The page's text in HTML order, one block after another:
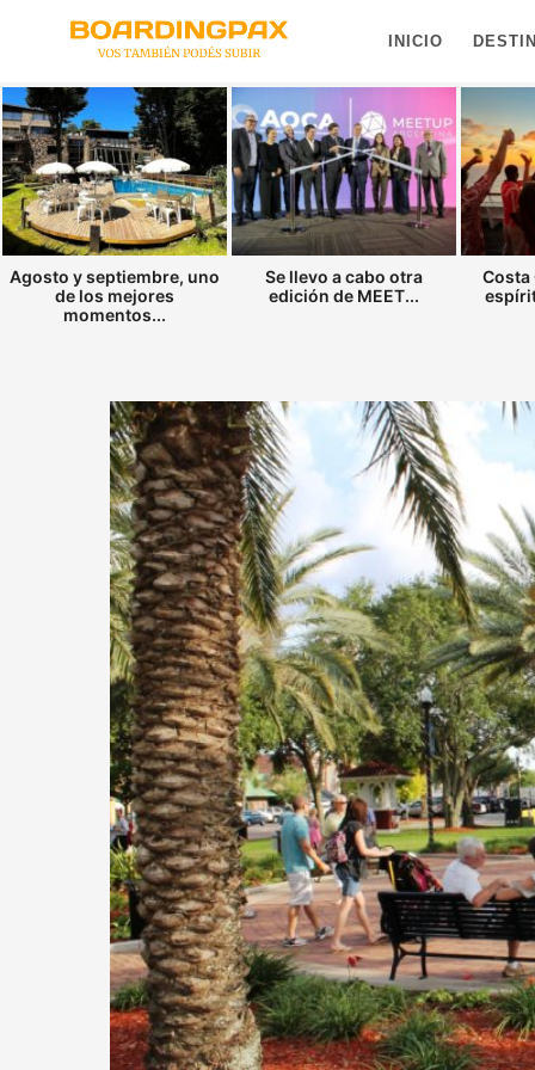
INICIO
Agosto y septiembre, uno
de los mejores
momentos...
Se llevo a cabo otra
edición de MEET...
Costa